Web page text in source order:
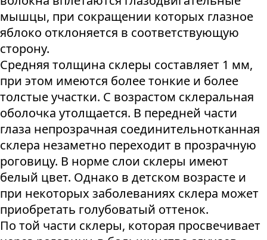
мышцы, при сокращении которых глазное
яблоко отклоняется в соответствующую
сторону.
Средняя толщина склеры составляет 1 мм,
при этом имеются более тонкие и более
толстые участки. С возрастом склеральная
оболочка утолщается. В передней части
глаза непрозрачная соединительнотканная
склера незаметно переходит в прозрачную
роговицу. В норме слои склеры имеют
белый цвет. Однако в детском возрасте и
при некоторых заболеваниях склера может
приобретать голубоватый оттенок.
По той части склеры, которая просвечивает